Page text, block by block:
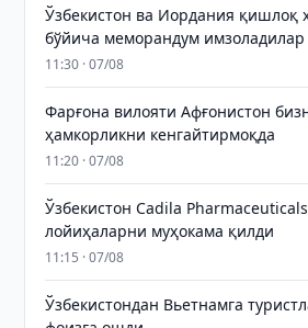
Ўзбекистон ва Иордания қишлоқ
бўйича меморандум имзоладилар
11:30 · 07/08
Фарғона вилояти Афғонистон
ҳамкорликни кенгайтирмоқда
11:20 · 07/08
Ўзбекистон Cadila
лойиҳаларни муҳокама қилди
11:15 · 07/08
Ўзбекистондан Вьетнамга